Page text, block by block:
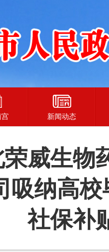
宫 新闻动态
威生物
吸纳高校
社保补